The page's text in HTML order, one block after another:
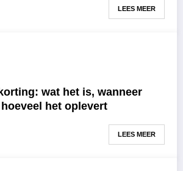
LEES MEER
wat het is, wanneer
het oplevert
LEES MEER